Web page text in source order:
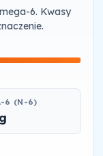
6. Kwasy
6 (N-6)